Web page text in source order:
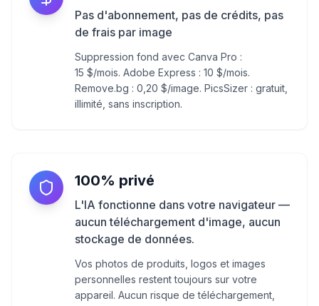
Pas d'abonnement, pas de crédits, pas
de frais par image
Suppression fond avec Canva Pro :
15 $/mois. Adobe Express : 10 $/mois.
Remove.bg : 0,20 $/image. PicsSizer : gratuit,
illimité, sans inscription.
100% privé
L'IA fonctionne dans votre navigateur —
aucun téléchargement d'image, aucun
stockage de données.
Vos photos de produits, logos et images
personnelles restent toujours sur votre
appareil. Aucun risque de téléchargement,